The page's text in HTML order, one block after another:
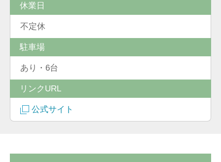
休業日
不定休
駐車場
あり・6台
リンクURL
公式サイト